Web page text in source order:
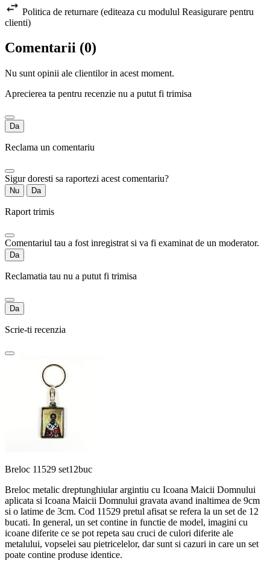
Politica de returnare (editeaza cu modulul Reasigurare pentru
clienti)
Comentarii (0)
Nu sunt opinii ale clientilor in acest moment.
Aprecierea ta pentru recenzie nu a putut fi trimisa
Da
Reclama un comentariu
Sigur doresti sa raportezi acest comentariu?
Nu Da
Raport trimis
Comentariul tau a fost inregistrat si va fi examinat de un moderator.
Da
Reclamatia tau nu a putut fi trimisa
Da
Scrie-ti recenzia
Breloc 11529 set12buc
Breloc metalic dreptunghiular argintiu cu Icoana Maicii Domnului
aplicata si Icoana Maicii Domnului gravata avand inaltimea de 9cm
si o latime de 3cm. Cod 11529 pretul afisat se refera la un set de 12
bucati. In general, un set contine in functie de model, imagini cu
icoane diferite ce se pot repeta sau cruci de culori diferite ale
metalului, vopselei sau pietricelelor, dar sunt si cazuri in care un set
poate contine produse identice.